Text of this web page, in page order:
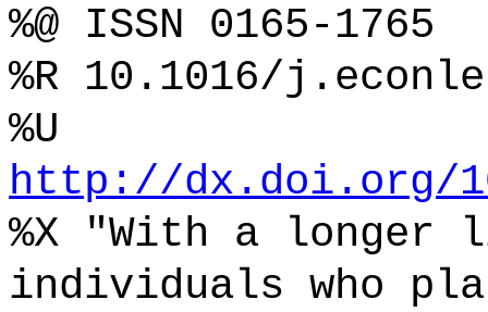
%@ ISSN 0165-1765
%R 10.1016/
%U
http://dx.doi.org/
%X "With a longer
individuals who